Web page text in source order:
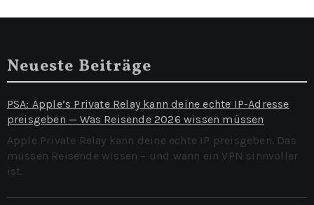
Neueste Beiträge
PSA: Apple’s Private Relay kann deine echte IP-Adresse
preisgeben — Was Reisende 2026 wissen müssen
Apple Private Relay kann deine echte IP preisgeben. Das
müssen Reisende wissen – und wann ein VPN sinnvoller
ist.